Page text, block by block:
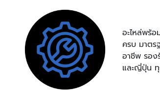
อะไหล่พร้
ครบ มาตร
อาชีพ รอง
และญี่ปุ่น